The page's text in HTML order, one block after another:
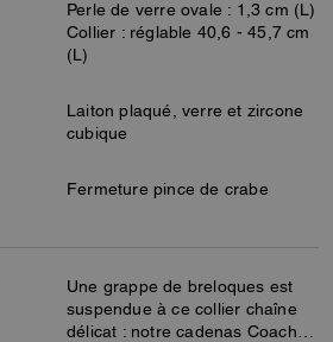
Perle de verre ovale : 1,3 cm (L)
Collier : réglable 40,6 - 45,7 cm
(L)
Laiton plaqué, verre et zircone
cubique
Fermeture pince de crabe
Une grappe de breloques est
suspendue à ce collier chaîne
délicat : notre cadenas Coach,